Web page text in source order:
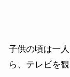
子供の頃は一
ら、テレビを